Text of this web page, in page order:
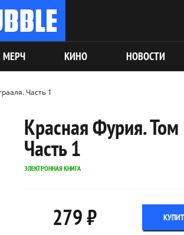
МЕРЧ КИНО НОВОСТИ
Часть 1
Красная Фурия.
Часть 1
ЭЛЕКТРОННАЯ КНИГА
279 ₽